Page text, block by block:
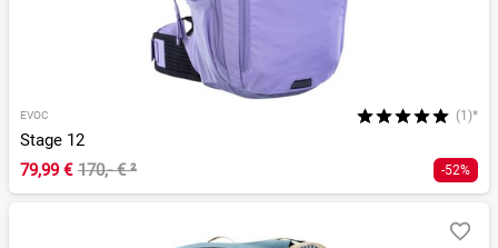
EVOC (1)*
Stage 12
79,99 € 170,- €² -52%